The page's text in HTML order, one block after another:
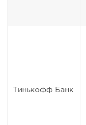
Тинькофф Банк